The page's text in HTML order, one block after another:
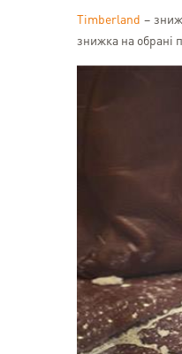
Timberland –
знижка на обрані